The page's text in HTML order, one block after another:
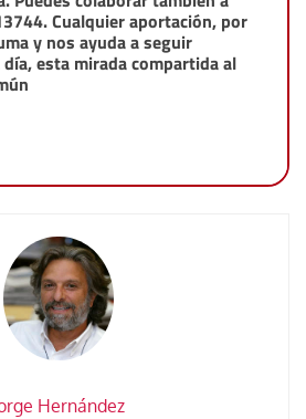
Cualquier aportación, por
y nos ayuda a seguir
esta mirada compartida al
Hernández